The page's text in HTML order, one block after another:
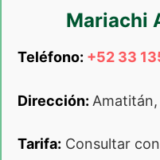
Mariachi
Teléfono: +52 33
Dirección:
Tarifa: Consultar